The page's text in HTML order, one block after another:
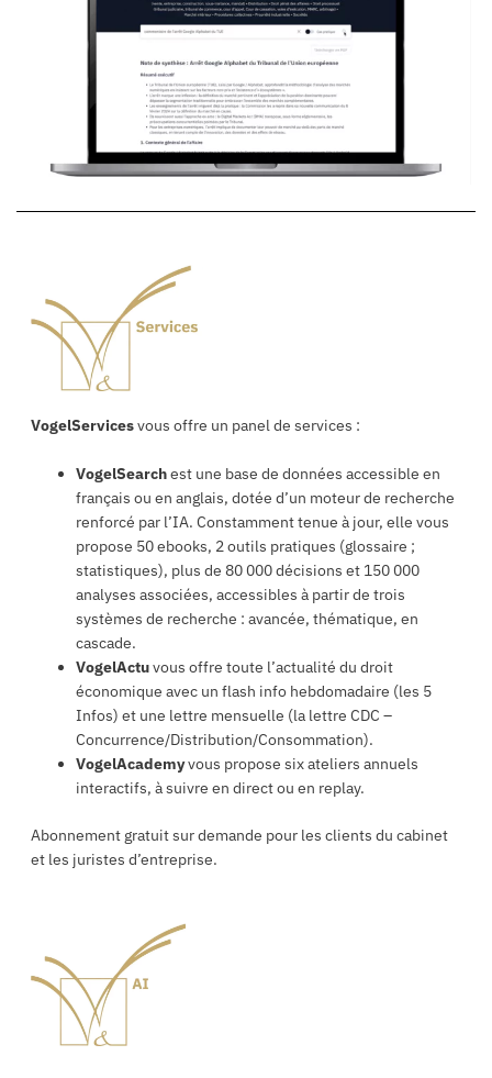
VogelServicesvous offre un panel de services :
VogelSearchest une base de données accessible en
français ou en anglais, dotée d’un moteur de recherche
renforcé par l’IA. Constamment tenue à jour, elle vous
propose 50 ebooks, 2 outils pratiques (glossaire ;
statistiques), plus de 80 000 décisions et 150 000
analyses associées, accessibles à partir de trois
systèmes de recherche : avancée, thématique, en
cascade.
VogelActuvous offre toute l’actualité du droit
économique avec un flash info hebdomadaire (les 5
Infos) et une lettre mensuelle (la lettre CDC –
Concurrence/Distribution/Consommation).
VogelAcademyvous propose six ateliers annuels
interactifs, à suivre en direct ou en replay.
Abonnement gratuit sur demande pour les clients du cabinet
et les juristes d’entreprise.